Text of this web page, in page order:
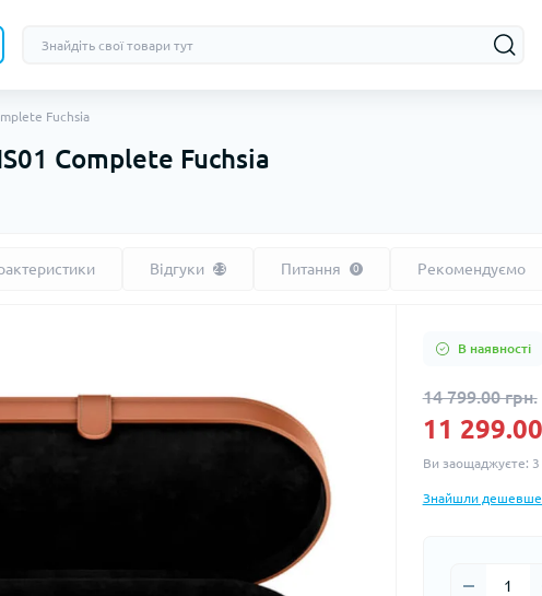
Fuchsia
Complete Fuchsia
Відгуки 23 Питання 0 Рекомендуємо
В наявності
14 799.00 грн.
11
Ви заощаджуєте:
Знайшли